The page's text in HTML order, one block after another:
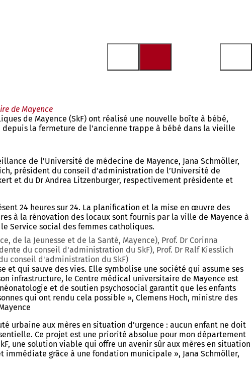
de Mayence
de Mayence (SkF) ont réalisé une nouvelle boîte à bébé,
la fermeture de l'ancienne trappe à bébé dans la vieille
de l'Université de médecine de Mayence, Jana Schmöller,
président du conseil d’administration de l’Université de
et du Dr Andrea Litzenburger, respectivement présidente et
24 heures sur 24. La planification et la mise en œuvre des
à la rénovation des locaux sont fournis par la ville de Mayence à
Service social des femmes catholiques.
de la Jeunesse et de la Santé, Mayence), Prof. Dr Corinna
du conseil d'administration du SkF), Prof. Dr Ralf Kiesslich
conseil d'administration du SkF)
qui sauve des vies. Elle symbolise une société qui assume ses
infrastructure, le Centre médical universitaire de Mayence est
et de soutien psychosocial garantit que les enfants
qui ont rendu cela possible », Clemens Hoch, ministre des
urbaine aux mères en situation d’urgence : aucun enfant ne doit
Ce projet est une priorité absolue pour mon département
une solution viable qui offre un avenir sûr aux mères en situation
immédiate grâce à une fondation municipale », Jana Schmöller,